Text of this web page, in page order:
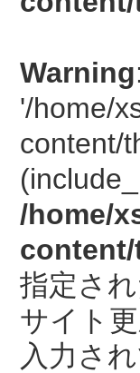
Warning
'/home/
content/
/home/
指定さ
サイト
入力さ